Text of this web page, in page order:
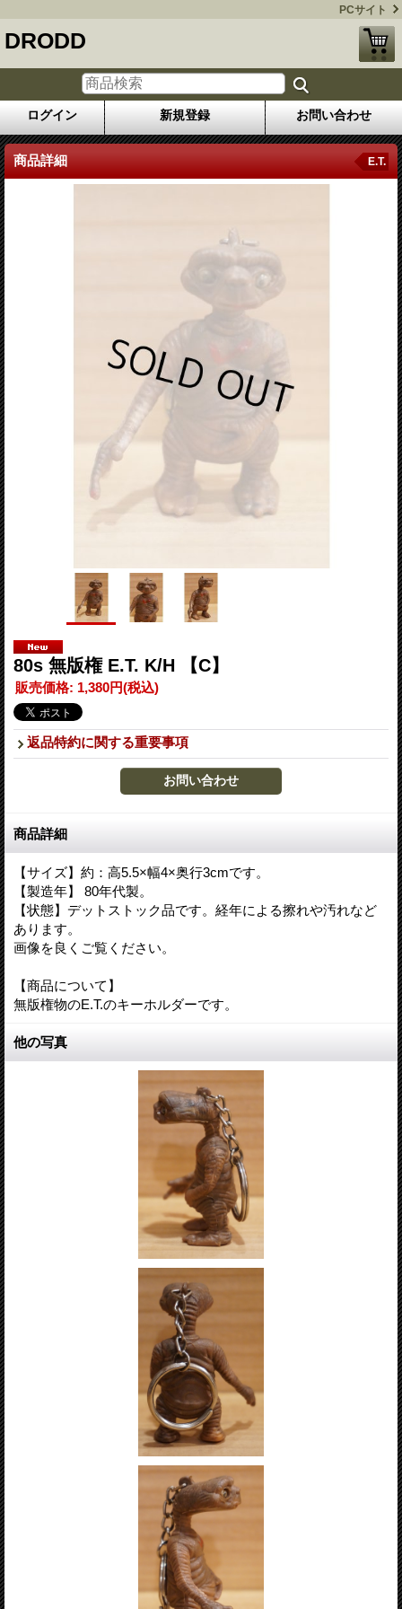
PCサイト
DRODD
ログイン 新規登録 お問い合わせ
商品詳細 E.T.
80s 無版権 E.T. K/H 【C】
販売価格: 1,380円(税込)
返品特約に関する重要事項
商品詳細
【サイズ】約：高5.5×幅4×奥行3cmです。
【製造年】 80年代製。
【状態】デットストック品です。経年による擦れや汚れなど
あります。
画像を良くご覧ください。
【商品について】
無版権物のE.T.のキーホルダーです。
他の写真